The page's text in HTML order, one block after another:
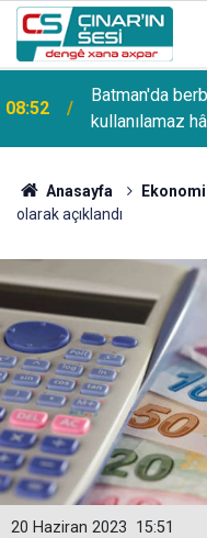
08:51 Malatya'da iki
Anasayfa Ekonomi
olarak açıklandı
15:51
20 Haziran 2023